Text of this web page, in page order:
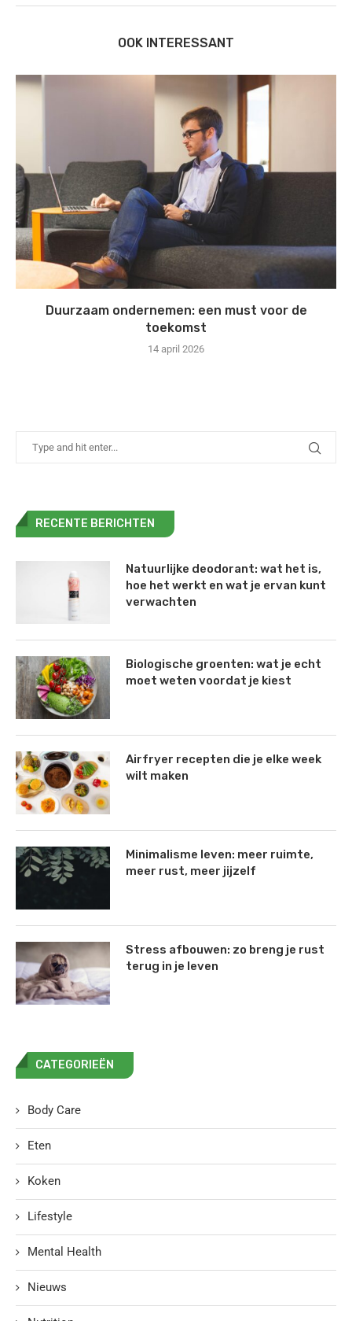
OOK INTERESSANT
Duurzaam ondernemen: een must voor de
toekomst
14 april 2026
RECENTE BERICHTEN
Natuurlijke deodorant: wat het is,
hoe het werkt en wat je ervan kunt
verwachten
Biologische groenten: wat je echt
moet weten voordat je kiest
Airfryer recepten die je elke week
wilt maken
Minimalisme leven: meer ruimte,
meer rust, meer jijzelf
Stress afbouwen: zo breng je rust
terug in je leven
CATEGORIEËN
Body Care
Eten
Koken
Lifestyle
Mental Health
Nieuws